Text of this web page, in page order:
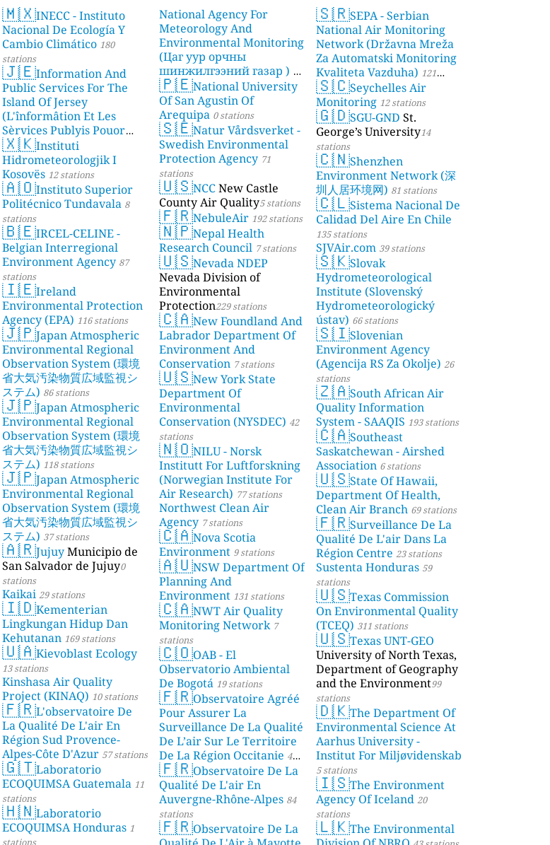
🇲🇽INECC - Instituto
Nacional De Ecología Y
Cambio Climático 180
stations
🇯🇪Information And
Public Services For The
Island Of Jersey
(L'înformâtion Et Les
Sèrvices Publyis Pouor
I'Île Dé Jèrri) 2 stations
🇽🇰Instituti
Hidrometeorologjik I
Kosovës 12 stations
🇦🇴Instituto Superior
Politécnico Tundavala 8
stations
🇧🇪IRCEL-CELINE -
Belgian Interregional
Environment Agency 87
stations
🇮🇪Ireland
Environmental Protection
Agency (EPA) 116 stations
🇯🇵Japan Atmospheric
Environmental Regional
Observation System (環境
省大気汚染物質広域監視シ
ステム) 86 stations
🇯🇵Japan Atmospheric
Environmental Regional
Observation System (環境
省大気汚染物質広域監視シ
ステム) 118 stations
🇯🇵Japan Atmospheric
Environmental Regional
Observation System (環境
省大気汚染物質広域監視シ
ステム) 37 stations
🇦🇷JujuyMunicipio de
San Salvador de Jujuy0
stations
Kaikai 29 stations
🇮🇩Kementerian
Lingkungan Hidup Dan
Kehutanan 169 stations
🇺🇦Kievoblast Ecology
13 stations
Kinshasa Air Quality
Project (KINAQ) 10 stations
🇫🇷L'observatoire De
La Qualité De L'air En
Région Sud Provence-
Alpes-Côte D'Azur 57 stations
🇬🇹Laboratorio
ECOQUIMSA Guatemala 11
stations
🇭🇳Laboratorio
ECOQUIMSA Honduras 1
stations
National Agency For
Meteorology And
Environmental Monitoring
(Цаг уур орчны
шинжилгээний газар ) 21
stations
🇵🇪National University
Of San Agustin Of
Arequipa 0 stations
🇸🇪Natur Vårdsverket -
Swedish Environmental
Protection Agency 71
stations
🇺🇸NCCNew Castle
County Air Quality5 stations
🇫🇷NebuleAir 192 stations
🇳🇵Nepal Health
Research Council 7 stations
🇺🇸Nevada NDEP
Nevada Division of
Environmental
Protection229 stations
🇨🇦New Foundland And
Labrador Department Of
Environment And
Conservation 7 stations
🇺🇸New York State
Department Of
Environmental
Conservation (NYSDEC) 42
stations
🇳🇴NILU - Norsk
Institutt For Luftforskning
(Norwegian Institute For
Air Research) 77 stations
Northwest Clean Air
Agency 7 stations
🇨🇦Nova Scotia
Environment 9 stations
🇦🇺NSW Department Of
Planning And
Environment 131 stations
🇨🇦NWT Air Quality
Monitoring Network 7
stations
🇨🇴OAB - El
Observatorio Ambiental
De Bogotá 19 stations
🇫🇷Observatoire Agréé
Pour Assurer La
Surveillance De La Qualité
De L’air Sur Le Territoire
De La Région Occitanie 44
stations
🇫🇷Observatoire De La
Qualité De L'air En
Auvergne-Rhône-Alpes 84
stations
🇫🇷Observatoire De La
🇸🇷SEPA - Serbian
National Air Monitoring
Network (Državna Mreža
Za Automatski Monitoring
Kvaliteta Vazduha) 121
stations
🇸🇨Seychelles Air
Monitoring 12 stations
🇬🇩SGU-GND St.
George’s University14
stations
🇨🇳Shenzhen
Environment Network (深
圳人居环境网) 81 stations
🇨🇱Sistema Nacional De
Calidad Del Aire En Chile
135 stations
SJVAir.com 39 stations
🇸🇰Slovak
Hydrometeorological
Institute (Slovenský
Hydrometeorologický
ústav) 66 stations
🇸🇮Slovenian
Environment Agency
(Agencija RS Za Okolje) 26
stations
🇿🇦South African Air
Quality Information
System - SAAQIS 193 stations
🇨🇦Southeast
Saskatchewan - Airshed
Association 6 stations
🇺🇸State Of Hawaii,
Department Of Health,
Clean Air Branch 69 stations
🇫🇷Surveillance De La
Qualité De L'air Dans La
Région Centre 23 stations
Sustenta Honduras 59
stations
🇺🇸Texas Commission
On Environmental Quality
(TCEQ) 311 stations
🇺🇸Texas UNT-GEO
University of North Texas,
Department of Geography
and the Environment99
stations
🇩🇰The Department Of
Environmental Science At
Aarhus University -
Institut For Miljøvidenskab
5 stations
🇮🇸The Environment
Agency Of Iceland 20
stations
🇱🇰The Environmental